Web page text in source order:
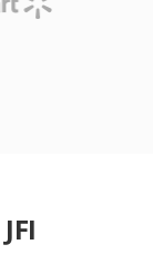
كيفية تحويل KDC إلى JFI